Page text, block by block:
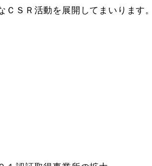
ＣＳＲ活動を展開してまいります。